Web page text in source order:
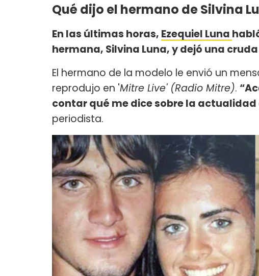
Qué dijo el hermano de Silvina
En las últimas horas, Ezequiel Luna
hermana, Silvina Luna, y dejó una cruda
El hermano de la modelo le envió un
reprodujo en 'Mitre Live' (Radio Mitre).
contar qué me dice sobre la
periodista.